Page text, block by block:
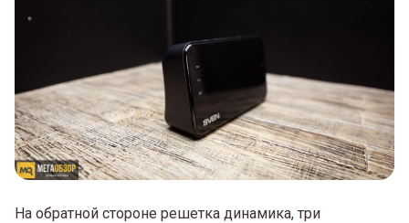
На обратной стороне решетка динамика, три